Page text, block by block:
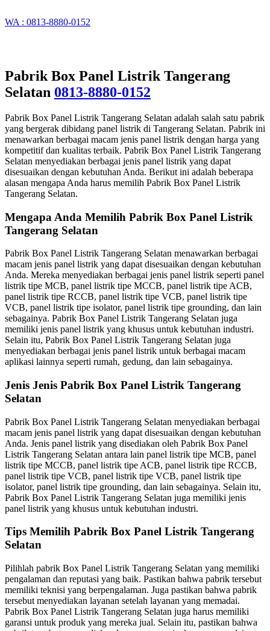
WA : 0813-8880-0152
Pabrik Box Panel Listrik Tangerang
Selatan 0813-8880-0152
Pabrik Box Panel Listrik Tangerang Selatan adalah salah satu pabrik
yang bergerak dibidang panel listrik di Tangerang Selatan. Pabrik ini
menawarkan berbagai macam jenis panel listrik dengan harga yang
kompetitif dan kualitas terbaik. Pabrik Box Panel Listrik Tangerang
Selatan menyediakan berbagai jenis panel listrik yang dapat
disesuaikan dengan kebutuhan Anda. Berikut ini adalah beberapa
alasan mengapa Anda harus memilih Pabrik Box Panel Listrik
Tangerang Selatan.
Mengapa Anda Memilih Pabrik Box Panel Listrik
Tangerang Selatan
Pabrik Box Panel Listrik Tangerang Selatan menawarkan berbagai
macam jenis panel listrik yang dapat disesuaikan dengan kebutuhan
Anda. Mereka menyediakan berbagai jenis panel listrik seperti panel
listrik tipe MCB, panel listrik tipe MCCB, panel listrik tipe ACB,
panel listrik tipe RCCB, panel listrik tipe VCB, panel listrik tipe
VCB, panel listrik tipe isolator, panel listrik tipe grounding, dan lain
sebagainya. Pabrik Box Panel Listrik Tangerang Selatan juga
memiliki jenis panel listrik yang khusus untuk kebutuhan industri.
Selain itu, Pabrik Box Panel Listrik Tangerang Selatan juga
menyediakan berbagai jenis panel listrik untuk berbagai macam
aplikasi lainnya seperti rumah, gedung, dan lain sebagainya.
Jenis Jenis Pabrik Box Panel Listrik Tangerang
Selatan
Pabrik Box Panel Listrik Tangerang Selatan menyediakan berbagai
macam jenis panel listrik yang dapat disesuaikan dengan kebutuhan
Anda. Jenis panel listrik yang disediakan oleh Pabrik Box Panel
Listrik Tangerang Selatan antara lain panel listrik tipe MCB, panel
listrik tipe MCCB, panel listrik tipe ACB, panel listrik tipe RCCB,
panel listrik tipe VCB, panel listrik tipe VCB, panel listrik tipe
isolator, panel listrik tipe grounding, dan lain sebagainya. Selain itu,
Pabrik Box Panel Listrik Tangerang Selatan juga memiliki jenis
panel listrik yang khusus untuk kebutuhan industri.
Tips Memilih Pabrik Box Panel Listrik Tangerang
Selatan
Pilihlah pabrik Box Panel Listrik Tangerang Selatan yang memiliki
pengalaman dan reputasi yang baik. Pastikan bahwa pabrik tersebut
memiliki teknisi yang berpengalaman. Juga pastikan bahwa pabrik
tersebut menyediakan layanan setelah layanan yang memadai.
Pabrik Box Panel Listrik Tangerang Selatan juga harus memiliki
garansi untuk produk yang mereka jual. Selain itu, pastikan bahwa